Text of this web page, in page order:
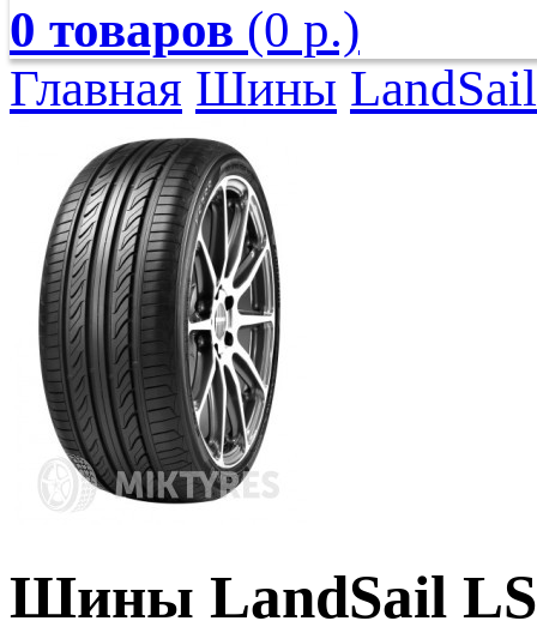
0 товаров (0 р.)
Главная Шины LandSail
Шины LandSail